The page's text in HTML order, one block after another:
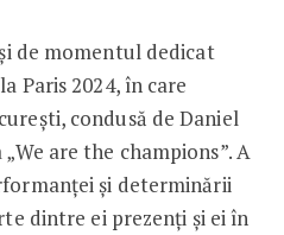
de momentul dedicat
Paris 2024, în care
condusă de Daniel
are the champions”. A
și determinării
dintre ei prezenți și ei în